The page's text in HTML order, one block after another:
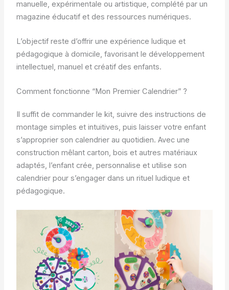
manuelle, expérimentale ou artistique, complété par un
magazine éducatif et des ressources numériques.
L’objectif reste d’offrir une expérience ludique et
pédagogique à domicile, favorisant le développement
intellectuel, manuel et créatif des enfants.
Comment fonctionne “Mon Premier Calendrier” ?
Il suffit de commander le kit, suivre des instructions de
montage simples et intuitives, puis laisser votre enfant
s’approprier son calendrier au quotidien. Avec une
construction mêlant carton, bois et autres matériaux
adaptés, l’enfant crée, personnalise et utilise son
calendrier pour s’engager dans un rituel ludique et
pédagogique.